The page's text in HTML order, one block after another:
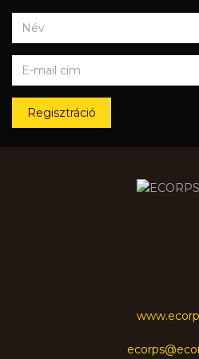
Regisztráció